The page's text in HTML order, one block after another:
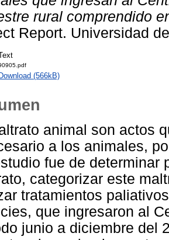
rural comprendido
Report. Universidad
Download (566kB)
animal son actos
a los animales,
fue de determinar
categorizar este
tratamientos
que ingresaron al
junio a diciembre del